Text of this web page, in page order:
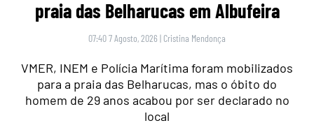
praia das Belharucas em Albufeira
07:40 7 Agosto, 2026 | Cristina Mendonça
VMER, INEM e Polícia Marítima foram mobilizados
para a praia das Belharucas, mas o óbito do
homem de 29 anos acabou por ser declarado no
local